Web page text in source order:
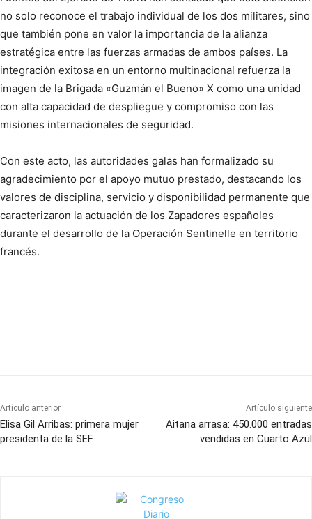
no solo reconoce el trabajo individual de los dos militares, sino
que también pone en valor la importancia de la alianza
estratégica entre las fuerzas armadas de ambos países. La
integración exitosa en un entorno multinacional refuerza la
imagen de la Brigada «Guzmán el Bueno» X como una unidad
con alta capacidad de despliegue y compromiso con las
misiones internacionales de seguridad.
Con este acto, las autoridades galas han formalizado su
agradecimiento por el apoyo mutuo prestado, destacando los
valores de disciplina, servicio y disponibilidad permanente que
caracterizaron la actuación de los Zapadores españoles
durante el desarrollo de la Operación Sentinelle en territorio
francés.
Artículo anterior
Elisa Gil Arribas: primera mujer
presidenta de la SEF
Artículo siguiente
Aitana arrasa: 450.000 entradas
vendidas en Cuarto Azul